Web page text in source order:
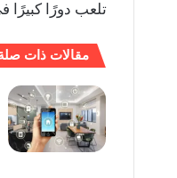
تلعب دورًا كبيرًا
مقالات ذات